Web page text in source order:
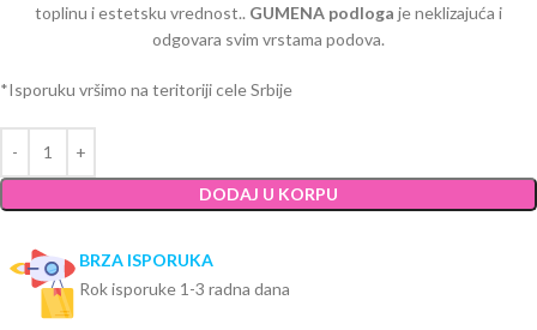
toplinu i estetsku vrednost.. GUMENA podloga je neklizajuća i
odgovara svim vrstama podova.
*Isporuku vršimo na teritoriji cele Srbije
DODAJ U KORPU
BRZA ISPORUKA
Rok isporuke 1-3 radna dana